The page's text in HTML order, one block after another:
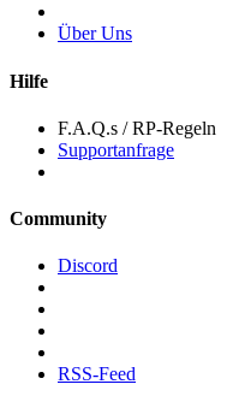
Über Uns
Hilfe
F.A.Q.s / RP-Regeln
Supportanfrage
Community
Discord
RSS-Feed